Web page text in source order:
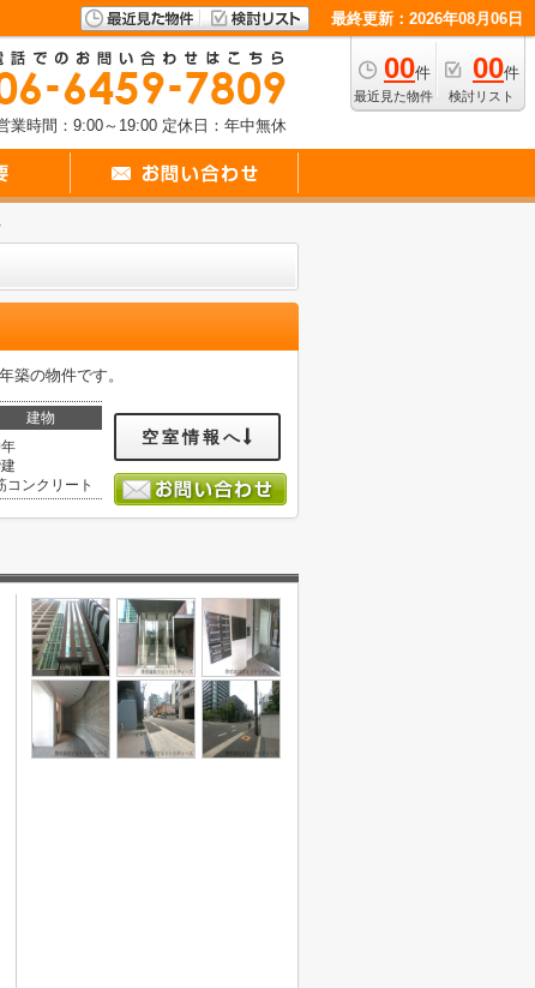
最終更新：2026年08月06日
00件
最近見た物件
00件
検討リスト
業時間：9:00～19:00 定休日：年中無休
築の物件です。
建物
コンクリート
空室情報へ